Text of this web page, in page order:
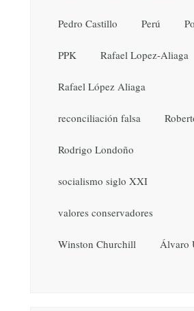
Pedro Castillo Perú
PPK Rafael Lopez-Aliaga
Rafael López Aliaga
reconciliación falsa
Rodrigo Londoño
socialismo siglo XXI
valores conservadores
Winston Churchill Álvaro